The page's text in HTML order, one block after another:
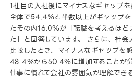
1社目の入社後にマイナスなギャップを
全体で54.4％と半数以上がギャップを
たその内16.0％が「転職を考えるほど
た」と回答しています。 さらに、社
比較したとき、マイナスなギャップを
48.4％から60.4％に増加することが
仕事に慣れて会社の雰囲気が理解でき